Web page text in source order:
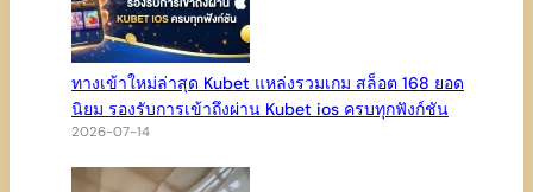
ทางเข้าใหม่ล่าสุด Kubet แหล่งรวมเกม สล็อต 168 ยอด
นิยม รองรับการเข้าถึงผ่าน Kubet ios ครบทุกฟังก์ชัน
2026-07-14